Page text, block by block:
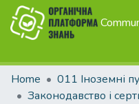
Home
011 Іноземні